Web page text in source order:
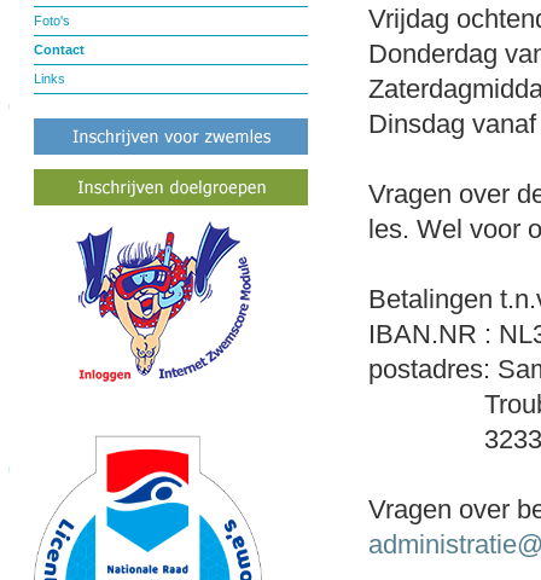
Foto's
Contact
Links
Vrijdag
Donderdag
Dinsdag
Vragen over
les. Wel voor
Betalingen
IBAN.NR :
postadres:
3233 RH
Vragen over